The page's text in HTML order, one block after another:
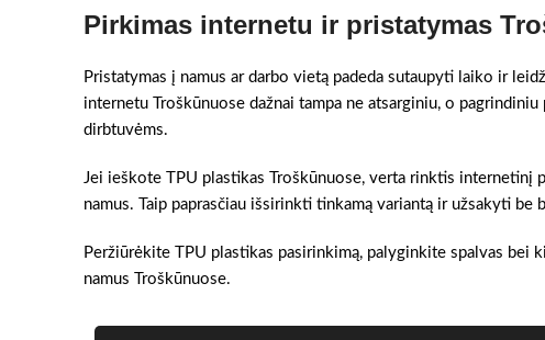
Pirkimas internetu ir pristatymas
Pristatymas į namus ar darbo vietą padeda sutaupyti laiko ir
internetu Troškūnuose dažnai tampa ne atsarginiu, o
dirbtuvėms.
Jei ieškote TPU plastikas Troškūnuose, verta rinktis internetinį
namus. Taip paprasčiau išsirinkti tinkamą variantą ir užsakyti be
Peržiūrėkite TPU plastikas pasirinkimą, palyginkite spalvas
namus Troškūnuose.